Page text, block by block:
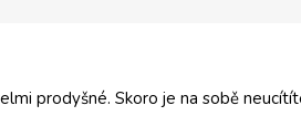
prodyšné. Skoro je na sobě